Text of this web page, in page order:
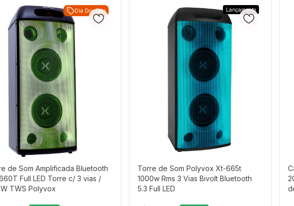
Dia Dos Pais
de Som Amplificada Bluetooth
Full LED Torre c/ 3 vias /
TWS Polyvox
Lançamento
Torre de Som Polyvox Xt-665t
1000w Rms 3 Vias Bivolt Bluetooth
5.3 Full LED